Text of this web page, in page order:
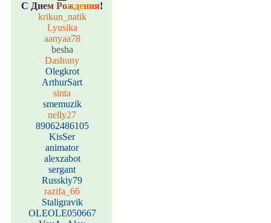
С Днем Рождения!
krikun_natik
Lyusika
aanyaa78
besha
Dashuny
Olegkrot
ArthurSart
sinta
smemuzik
nelly27
89062486105
KisSer
animator
alexzabot
sergant
Russkiy79
razifa_66
Staligravik
OLEOLE050667